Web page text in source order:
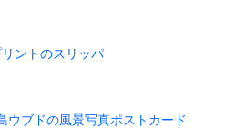
ントのスリッパ
ウブドの風景写真ポストカード